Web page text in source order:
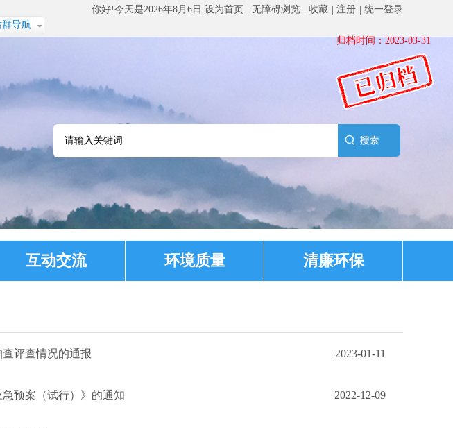
你好!今天是2026年8月6日 设为首页 无障碍浏览 收藏 注册
统一登录
群导航
互动交流 环境质量 清廉环保
归档时间：2023-03-31
2023-01-11
评查情况的通报
2022-12-09
预案（试行）》的通知